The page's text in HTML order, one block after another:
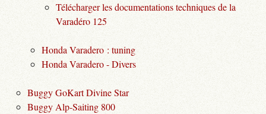
Télécharger les documentations techniques de la
Varadéro 125
Honda Varadero : tuning
Honda Varadero - Divers
Buggy GoKart Divine Star
Buggy Alp-Saiting 800